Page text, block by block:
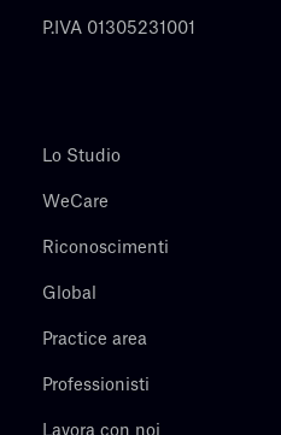
P.IVA 01305231001
Lo Studio
WeCare
Riconoscimenti
Global
Practice area
Professionisti